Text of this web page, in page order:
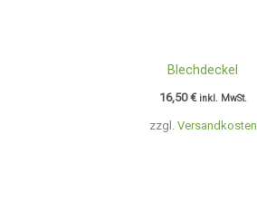
zzgl. Versandkosten
Blechdeckel
16,50€ inkl. MwSt.